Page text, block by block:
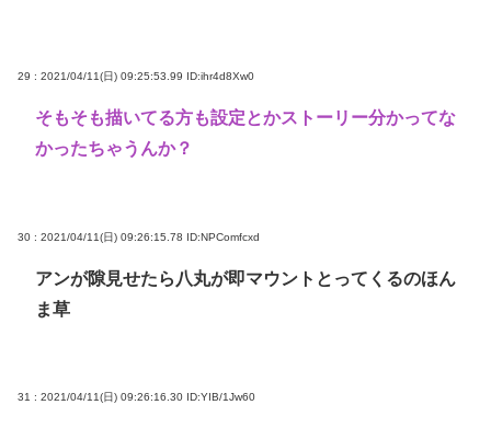
29 : 2021/04/11(日) 09:25:53.99 ID:ihr4d8Xw0
そもそも描いてる方も設定とかストーリー分かってな
かったちゃうんか？
30 : 2021/04/11(日) 09:26:15.78 ID:NPComfcxd
アンが隙見せたら八丸が即マウントとってくるのほん
ま草
31 : 2021/04/11(日) 09:26:16.30 ID:YIB/1Jw60